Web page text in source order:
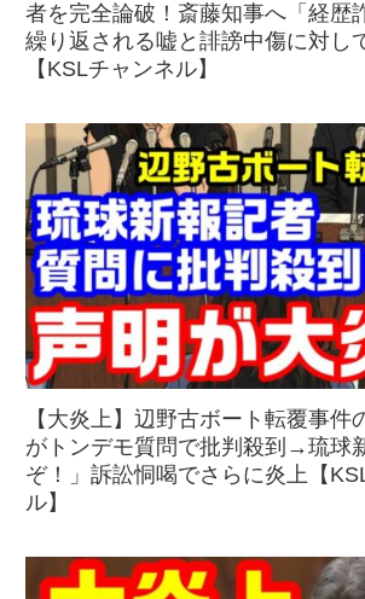
者を完全論破！斎藤知事へ「経歴
繰り返される嘘と誹謗中傷に対し
【KSLチャンネル】
【大炎上】辺野古ボート転覆事件
がトンデモ質問で批判殺到→琉球
ぞ！」訴訟恫喝でさらに炎上【
ル】